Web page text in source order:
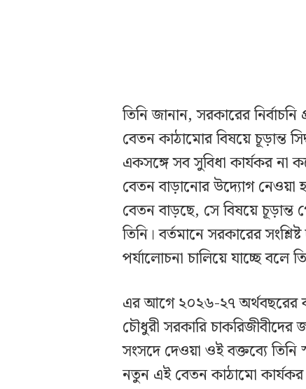
তিনি জানান, সরকারের
বেতন কাঠামোর বিষয়ে চূড়ান্ত
একসঙ্গে সব সুবিধা কার্যকর না
বেতন বাড়ানোর উদ্যোগ
বেতন বাড়ছে, সে বিষয়ে
তিনি। বর্তমানে সরকারের
পর্যালোচনা চালিয়ে যাচ্ছে বলে
এর আগে ২০২৬-২৭ অর্থবছরের
চৌধুরী সরকারি
সংসদে দেওয়া ওই বক্তব্যে
নতুন এই বেতন কাঠামো কার্যকর